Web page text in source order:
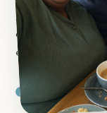
Herramientas
clara y hacer que
enfocada y más
Un resumen